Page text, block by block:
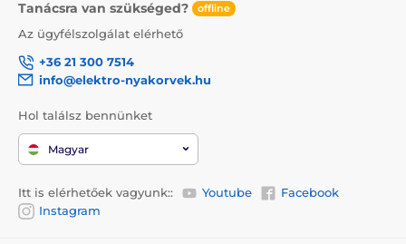
Tanácsra van szükséged? offline
Az ügyfélszolgálat elérhető
+36 21 300 7514
info@elektro-nyakorvek.hu
Hol találsz bennünket
Magyar
Itt is elérhetőek vagyunk:: Youtube
Facebook
Instagram